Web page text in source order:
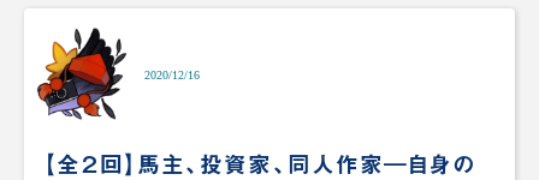
2020/12/16
【全２回】馬主、投資家、同人作家―自身の